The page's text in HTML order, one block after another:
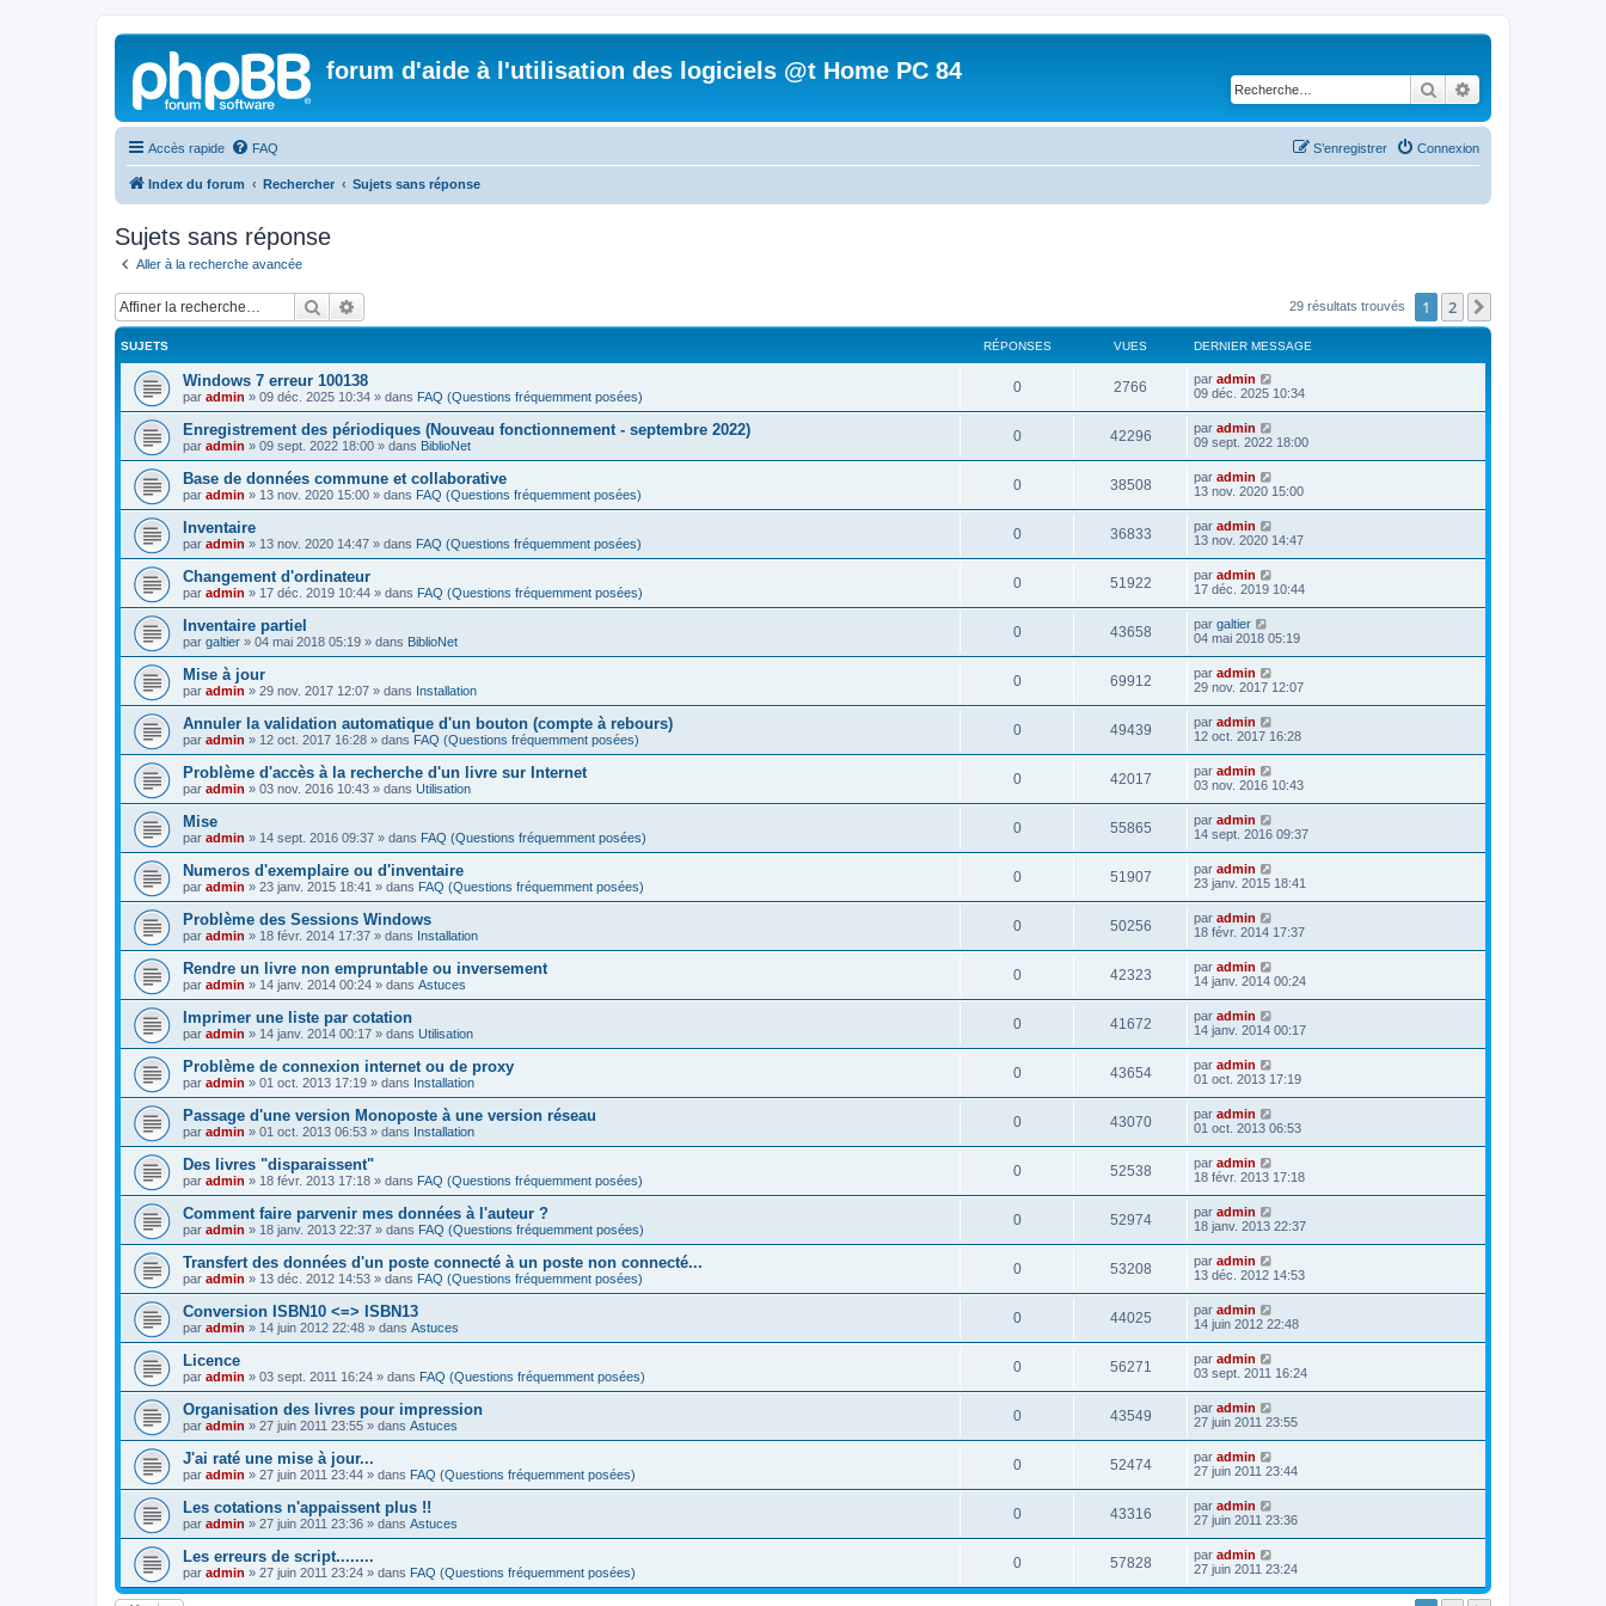
forum d'aide à l'utilisation des logiciels @t Home PC 84
Rechercher
Accès rapide FAQ Connexion
S’enregistrer
Index du forum Rechercher Sujets sans réponse
Sujets sans réponse
Aller à la recherche avancée
Rechercher 29 résultats trouvés 1 2
SUJETS RÉPONSES VUES DERNIER MESSAGE
Windows 7 erreur 100138
par admin » 09 déc. 2025 10:34 » dans FAQ (Questions fréquemment posées)
0 2766 par admin
09 déc. 2025 10:34
Enregistrement des périodiques (Nouveau fonctionnement - septembre 2022)
par admin » 09 sept. 2022 18:00 » dans BiblioNet
0 42296 par admin
09 sept. 2022 18:00
Base de données commune et collaborative
par admin » 13 nov. 2020 15:00 » dans FAQ (Questions fréquemment posées)
0 38508 par admin
13 nov. 2020 15:00
Inventaire
par admin » 13 nov. 2020 14:47 » dans FAQ (Questions fréquemment posées)
0 36833 par admin
13 nov. 2020 14:47
Changement d'ordinateur
par admin » 17 déc. 2019 10:44 » dans FAQ (Questions fréquemment posées)
0 51922 par admin
17 déc. 2019 10:44
Inventaire partiel
par galtier » 04 mai 2018 05:19 » dans BiblioNet
0 43658 par galtier
04 mai 2018 05:19
Mise à jour
par admin » 29 nov. 2017 12:07 » dans Installation
0 69912 par admin
29 nov. 2017 12:07
Annuler la validation automatique d'un bouton (compte à rebours)
par admin » 12 oct. 2017 16:28 » dans FAQ (Questions fréquemment posées)
0 49439 par admin
12 oct. 2017 16:28
Problème d'accès à la recherche d'un livre sur Internet
par admin » 03 nov. 2016 10:43 » dans Utilisation
0 42017 par admin
03 nov. 2016 10:43
Mise
par admin » 14 sept. 2016 09:37 » dans FAQ (Questions fréquemment posées)
0 55865 par admin
14 sept. 2016 09:37
Numeros d'exemplaire ou d'inventaire
par admin » 23 janv. 2015 18:41 » dans FAQ (Questions fréquemment posées)
0 51907 par admin
23 janv. 2015 18:41
Problème des Sessions Windows
par admin » 18 févr. 2014 17:37 » dans Installation
0 50256 par admin
18 févr. 2014 17:37
Rendre un livre non empruntable ou inversement
par admin » 14 janv. 2014 00:24 » dans Astuces
0 42323 par admin
14 janv. 2014 00:24
Imprimer une liste par cotation
par admin » 14 janv. 2014 00:17 » dans Utilisation
0 41672 par admin
14 janv. 2014 00:17
Problème de connexion internet ou de proxy
par admin » 01 oct. 2013 17:19 » dans Installation
0 43654 par admin
01 oct. 2013 17:19
Passage d'une version Monoposte à une version réseau
par admin » 01 oct. 2013 06:53 » dans Installation
0 43070 par admin
01 oct. 2013 06:53
Des livres "disparaissent"
par admin » 18 févr. 2013 17:18 » dans FAQ (Questions fréquemment posées)
0 52538 par admin
18 févr. 2013 17:18
Comment faire parvenir mes données à l'auteur ?
par admin » 18 janv. 2013 22:37 » dans FAQ (Questions fréquemment posées)
0 52974 par admin
18 janv. 2013 22:37
Transfert des données d'un poste connecté à un poste non connecté...
par admin » 13 déc. 2012 14:53 » dans FAQ (Questions fréquemment posées)
0 53208 par admin
13 déc. 2012 14:53
Conversion ISBN10 <=> ISBN13
par admin » 14 juin 2012 22:48 » dans Astuces
0 44025 par admin
14 juin 2012 22:48
Licence
par admin » 03 sept. 2011 16:24 » dans FAQ (Questions fréquemment posées)
0 56271 par admin
03 sept. 2011 16:24
Organisation des livres pour impression
par admin » 27 juin 2011 23:55 » dans Astuces
0 43549 par admin
27 juin 2011 23:55
J'ai raté une mise à jour...
par admin » 27 juin 2011 23:44 » dans FAQ (Questions fréquemment posées)
0 52474 par admin
27 juin 2011 23:44
Les cotations n'appaissent plus !!
par admin » 27 juin 2011 23:36 » dans Astuces
0 43316 par admin
27 juin 2011 23:36
Les erreurs de script........
par admin » 27 juin 2011 23:24 » dans FAQ (Questions fréquemment posées)
0 57828 par admin
27 juin 2011 23:24